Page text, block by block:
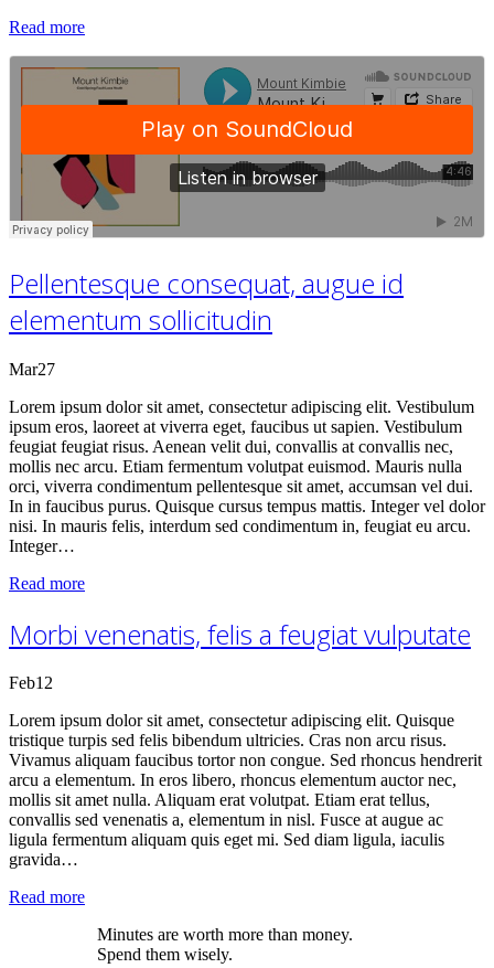
Read more
Pellentesque consequat, augue id
elementum sollicitudin
Mar27
Lorem ipsum dolor sit amet, consectetur adipiscing elit. Vestibulum
ipsum eros, laoreet at viverra eget, faucibus ut sapien. Vestibulum
feugiat feugiat risus. Aenean velit dui, convallis at convallis nec,
mollis nec arcu. Etiam fermentum volutpat euismod. Mauris nulla
orci, viverra condimentum pellentesque sit amet, accumsan vel dui.
In in faucibus purus. Quisque cursus tempus mattis. Integer vel dolor
nisi. In mauris felis, interdum sed condimentum in, feugiat eu arcu.
Integer…
Read more
Morbi venenatis, felis a feugiat vulputate
Feb12
Lorem ipsum dolor sit amet, consectetur adipiscing elit. Quisque
tristique turpis sed felis bibendum ultricies. Cras non arcu risus.
Vivamus aliquam faucibus tortor non congue. Sed rhoncus hendrerit
arcu a elementum. In eros libero, rhoncus elementum auctor nec,
mollis sit amet nulla. Aliquam erat volutpat. Etiam erat tellus,
convallis sed venenatis a, elementum in nisl. Fusce at augue ac
ligula fermentum aliquam quis eget mi. Sed diam ligula, iaculis
gravida…
Read more
Minutes are worth more than money.
Spend them wisely.